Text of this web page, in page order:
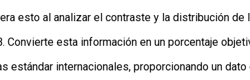
esto al analizar el contraste y la distribución
Convierte esta información en un porcentaje
estándar internacionales, proporcionando un